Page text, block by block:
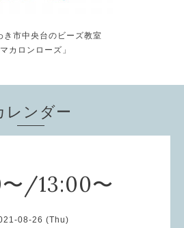
き市中央台のビーズ教室
マカロンローズ」
レンダー
/13:00〜
08-26 (Thu)